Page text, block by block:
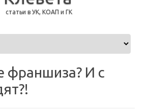
статьи в УК, КОАП и ГК
франшиза? И с